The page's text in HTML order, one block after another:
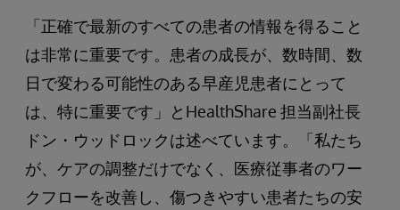
「正確で最新のすべての患者の情報を得ること
は非常に重要です。患者の成長が、数時間、数
日で変わる可能性のある早産児患者にとって
は、特に重要です」とHealthShare 担当副社長
ドン・ウッドロックは述べています。「私たち
が、ケアの調整だけでなく、医療従事者のワー
クフローを改善し、傷つきやすい患者たちの安